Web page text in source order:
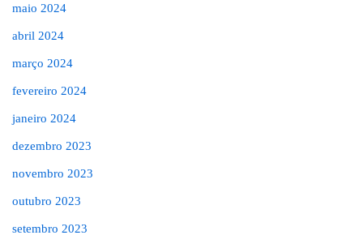
maio 2024
abril 2024
março 2024
fevereiro 2024
janeiro 2024
dezembro 2023
novembro 2023
outubro 2023
setembro 2023